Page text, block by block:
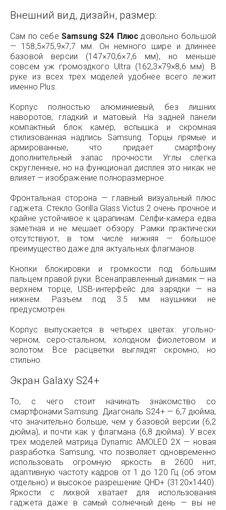
Внешний вид, дизайн, размер:
Сам по себе Samsung S24 Плюс довольно большой
— 158,5×75,9×7,7 мм. Он немного шире и длиннее
базовой версии (147×70,6×7,6 мм), но меньше
совсем уж громоздкого Ultra (162,3×79×8,6 мм). В
руке из всех трех моделей удобнее всего лежит
именно Plus.
Корпус полностью алюминиевый, без лишних
наворотов, гладкий и матовый. На задней панели
компактный блок камер, вспышка и скромная
стилизованная надпись Samsung. Торцы прямые и
армированные, что придает смартфону
дополнительный запас прочности. Углы слегка
скругленные, но на функционал дисплея это никак не
влияет — изображение полноразмерное.
Фронтальная сторона — главный визуальный плюс
гаджета. Стекло Gorilla Glass Victus 2 очень прочное и
крайне устойчивое к царапинам. Селфи-камера едва
заметная и не мешает обзору. Рамки практически
отсутствуют, в том числе нижняя — большое
преимущество даже для актуальных флагманов.
Кнопки блокировки и громкости под большим
пальцем правой руки. Всенаправленный динамик — на
верхнем торце, USB-интерфейс для зарядки — на
нижнем. Разъем под 3.5 мм наушники не
предусмотрен.
Корпус выпускается в четырех цветах: угольно-
черном, серо-стальном, холодном фиолетовом и
золотом. Все расцветки выглядят скромно, но
стильно.
Экран Galaxy S24+
То, с чего стоит начинать знакомство со
смартфонами Samsung. Диагональ S24+ — 6,7 дюйма,
что значительно больше, чем у базовой версии (6,2
дюйма), и почти как у флагмана (6,8 дюйма). У всех
трех моделей матрица Dynamic AMOLED 2X — новая
разработка Samsung, что позволяет одновременно
использовать огромную яркость в 2600 нит,
адаптивную частоту кадров от 1 до 120 Гц (об этом
отдельно) и высокое разрешение QHD+ (3120×1440).
Яркости с лихвой хватает для использования
гаджета даже в самый солнечный день — вы не